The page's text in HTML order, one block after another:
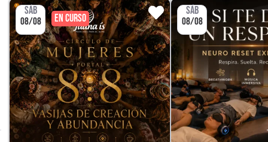
SÁB
08/08 EN CURSO
SÁB
08/08